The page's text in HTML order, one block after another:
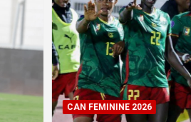
CAN FEMININE 2026